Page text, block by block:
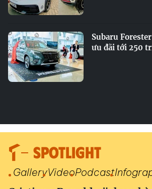
Subaru
ưu đãi tới 250
SPOTLIGHT
GalleryVideoPodcast